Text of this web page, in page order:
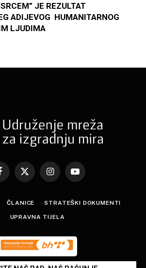
JE REZULTAT
ADIJEVOG HUMANITARNOG
LJUDIMA
X
InstagramYouTube
ČLANICE STRATEŠKI DOKUMENTI
UPRAVNA TIJELA